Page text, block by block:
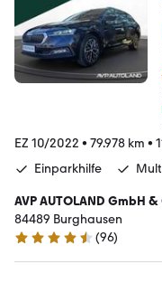
EZ 10/2022 • 79.978 km •
Einparkhilfe
AVP AUTOLAND GmbH &
84489 Burghausen
4.7 Sterne
(96)